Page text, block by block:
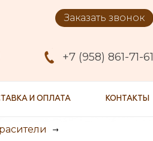
+7 (958) 861-71-61
Заказать звонок
И ОПЛАТА КОНТАКТЫ